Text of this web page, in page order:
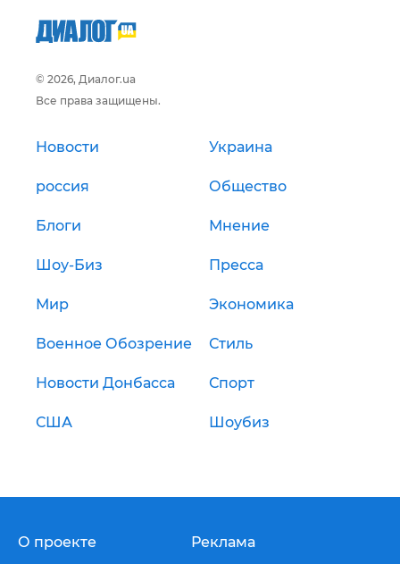
© 2026, Диалог.ua
Все права защищены.
Новости Украина
россия Общество
Блоги Мнение
Шоу-Биз Пресса
Мир Экономика
Военное Обозрение Стиль
Новости Донбасса Спорт
США Шоубиз
О проекте Реклама